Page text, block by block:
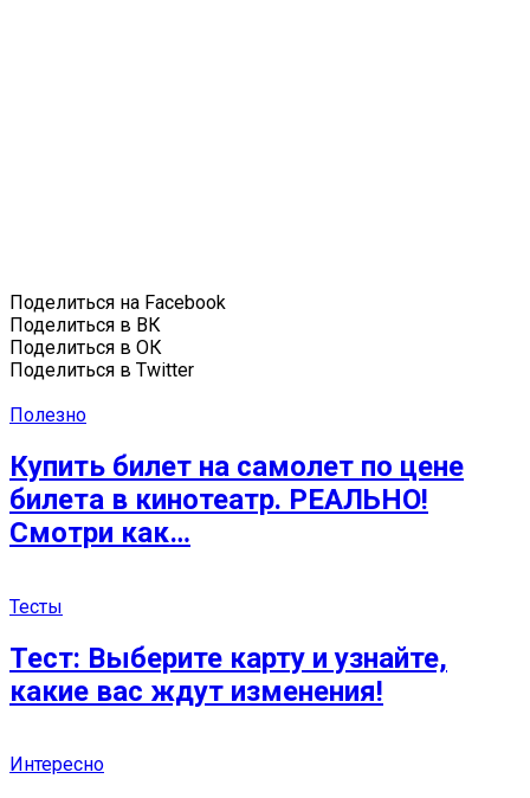
Поделиться на Facebook
Поделиться в ВК
Поделиться в ОК
Поделиться в Twitter
Полезно
Купить билет на самолет по цене
билета в кинотеатр. РЕАЛЬНО!
Смотри как…
Тесты
Тест: Выберите карту и узнайте,
какие вас ждут изменения!
Интересно